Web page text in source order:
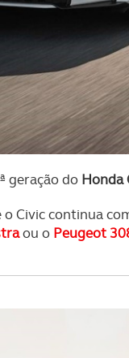
geração do Honda
o Civic continua
ou o Peugeot